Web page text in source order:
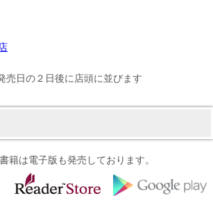
売日の２日後に店頭に並びます
籍は電子版も発売しております。